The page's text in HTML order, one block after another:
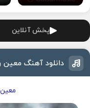
پخش آنلاین
دانلود آهنگ معین
معین